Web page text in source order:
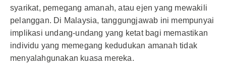
syarikat, pemegang amanah, atau ejen yang mewakili
pelanggan. Di Malaysia, tanggungjawab ini mempunyai
implikasi undang-undang yang ketat bagi memastikan
individu yang memegang kedudukan amanah tidak
menyalahgunakan kuasa mereka.